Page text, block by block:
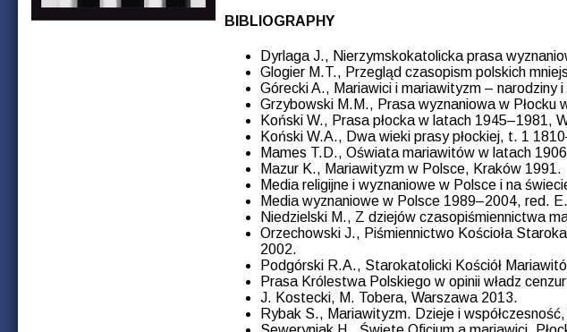
BIBLIOGRAPHY
Dyrlaga J., Nierzymskokatolicka prasa
Glogier M.T., Przegląd czasopism polskich
Górecki A., Mariawici i mariawityzm – narodziny
Grzybowski M.M., Prasa wyznaniowa w Płocku
Koński W., Prasa płocka w latach 1945–1981,
Koński W.A., Dwa wieki prasy płockiej, t. 1
Mames T.D., Oświata mariawitów w latach
Mazur K., Mariawityzm w Polsce, Kraków 1991.
Media religijne i wyznaniowe w Polsce i na
Media wyznaniowe w Polsce 1989–2004, red.
Niedzielski M., Z dziejów czasopiśmiennictwa
Orzechowski J., Piśmiennictwo Kościoła
2002.
Podgórski R.A., Starokatolicki Kościół
Prasa Królestwa Polskiego w opinii władz
J. Kostecki, M. Tobera, Warszawa 2013.
Rybak S., Mariawityzm. Dzieje i